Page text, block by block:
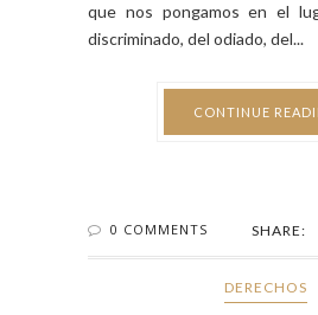
que nos pongamos en el
discriminado, del odiado, del...
CONTINUE
0 COMMENTS SHARE:
DERECHOS